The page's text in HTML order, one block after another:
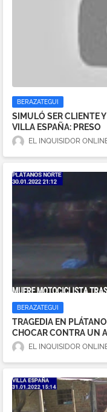
BERAZATEGUI
SIMULÓ SER CLIENTE
VILLA ESPAÑA: PRESO
EL INQUISIDOR
BERAZATEGUI
TRAGEDIA EN
CHOCAR CONTRA UN
EL INQUISIDOR